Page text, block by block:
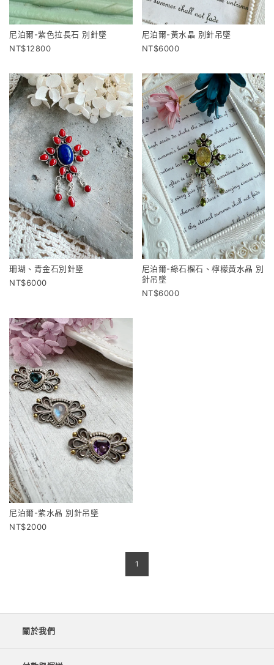
尼泊爾-紫色拉長石 別針墜
12800
尼泊爾-黃水晶 別針吊墜
6000
珊瑚、青金石別針墜
6000
尼泊爾-綠石榴石、檸檬黃水晶 別
針吊墜
6000
尼泊爾-紫水晶 別針吊墜
2000
1
關於我們